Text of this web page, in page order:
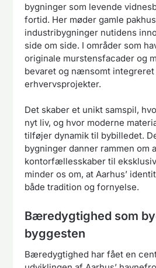
bygninger som levende
fortid. Her møder gamle
industribygninger nutidens
side om side. I områder som
originale murstensfacader og
bevaret og nænsomt
erhvervsprojekter.
Det skaber et unikt samspil,
nyt liv, og hvor moderne
tilføjer dynamik til bybilledet.
bygninger danner rammen om
kontorfællesskaber til
minder os om, at Aarhus’
både tradition og fornyelse.
Bæredygtighed som
byggesten
Bæredygtighed har fået en